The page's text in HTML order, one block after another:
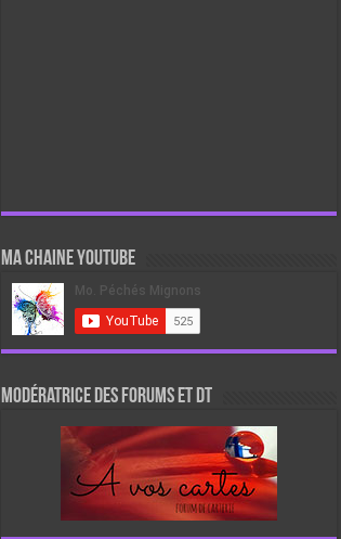
Ma chaine Youtube
Modératrice des forums et DT